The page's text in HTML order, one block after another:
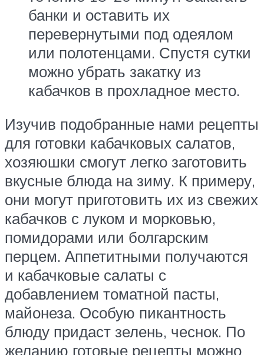
банки и оставить их
перевернутыми под одеялом
или полотенцами. Спустя сутки
можно убрать закатку из
кабачков в прохладное место.
Изучив подобранные нами рецепты
для готовки кабачковых салатов,
хозяюшки смогут легко заготовить
вкусные блюда на зиму. К примеру,
они могут приготовить их из свежих
кабачков с луком и морковью,
помидорами или болгарским
перцем. Аппетитными получаются
и кабачковые салаты с
добавлением томатной пасты,
майонеза. Особую пикантность
блюду придаст зелень, чеснок. По
желанию готовые рецепты можно